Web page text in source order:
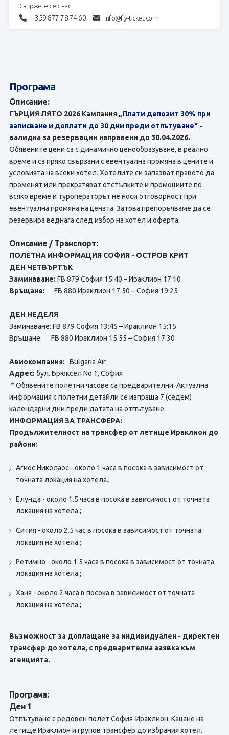
Свържете се с нас:
+359 877 78 74 60 info@fly-ticket.com
Програма
Описание:
ГЪРЦИЯ ЛЯТО 2026 Кампания „Плати депозит 30% при
записване и доплати до 30 дни преди отпътуване“ -
валидна за резервации направени до 30.04.2026.
Обявените цени са с динамично ценообразуване, в реално
време и са пряко свързани с евентуална промяна в цените и
условията на всеки хотел. Хотелите си запазват правото да
променят или прекратяват отстъпките и промоциите по
всяко време и туроператорът не носи отговорност при
евентуална промяна на цената. Затова препоръчваме да се
резервира веднага след избор на хотел и оферта.
Описание / Транспорт:
ПОЛЕТНА ИНФОРМАЦИЯ СОФИЯ - ОСТРОВ КРИТ
ДЕН ЧЕТВЪРТЪК
Заминаване: FB 879 София 15:40 – Ираклион 17:10
Връщане: FB 880 Ираклион 17:50 – София 19:25
ДЕН НЕДЕЛЯ
Заминаване: FB 879 София 13:45 – Ираклион 15:15
Връщане: FB 880 Ираклион 15:55 – София 17:30
Авиокомпания: Bulgaria Air
Адрес: бул. Брюксел No.1, София
* Обявените полетни часове са предварителни. Актуална
информация с полетни детайли се изпраща 7 (седем)
календарни дни преди датата на отпътуване.
ИНФОРМАЦИЯ ЗА ТРАНСФЕРА:
Продължителност на трансфер от летище Ираклион до
райони:
Агиос Николаос - около 1 часа в посока в зависимост от
точната локация на хотела.;
Елунда - около 1.5 часа в посока в зависимост от точната
локация на хотела.;
Сития - около 2.5 час в посока в зависимост от точната
локация на хотела.;
Ретимно - около 1.5 часа в посока в зависимост от точната
локация на хотела.;
Ханя - около 2 часа в посока в зависимост от точната
локация на хотела.;
Възможност за доплащане за индивидуален - директен
трансфер до хотела, с предварителна заявка към
агенцията.
Програма:
Ден 1
Отпътуване с редовен полет София-Ираклион. Кацане на
летище Ираклион и групов трансфер до избрания хотел.